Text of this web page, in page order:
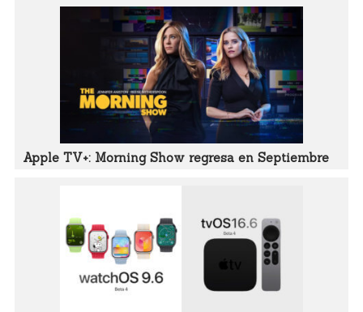
Apple TV+: Morning Show regresa en Septiembre